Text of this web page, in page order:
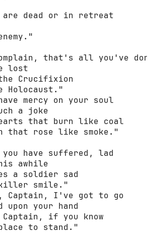
dead or in retreat
that's all you've done
lost
Crucifixion
Holocaust."
mercy on your soul
a joke
that burn like coal
that rose like smoke."
have suffered, lad
awhile
a soldier sad
killer smile."
Captain, I've got to go
upon your hand
if you know
to stand."